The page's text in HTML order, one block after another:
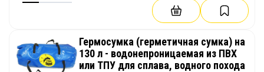
Гермосумка (герметичная сумка) на
130 л - водонепроницаемая из ПВХ
или ТПУ для сплава, водного похода